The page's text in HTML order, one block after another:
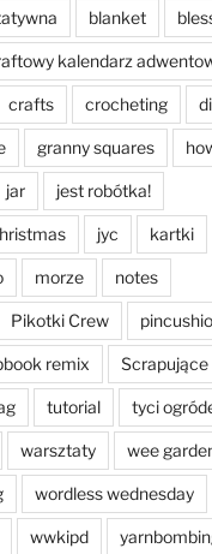
blanket
kalendarz
crafts crocheting
granny squares
jar jest robótka!
jyc kartki
morze notes
Pikotki Crew
remix Scrapujące
tutorial tyci
warsztaty wee
wordless wednesday
wwkipd